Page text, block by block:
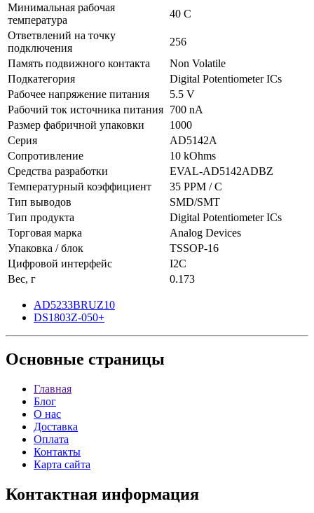
Минимальная рабочая
температура
40 C
Ответвлений на точку
подключения
256
Память подвижного контакта
Non Volatile
Подкатегория
Digital Potentiometer ICs
Рабочее напряжение питания
5.5 V
Рабочий ток источника питания 700 nA
Размер фабричной упаковки
1000
Серия
AD5142A
Сопротивление
10 kOhms
Средства разработки
EVAL-AD5142ADBZ
Температурный коэффициент
35 PPM / C
Тип выводов
SMD/SMT
Тип продукта
Digital Potentiometer ICs
Торговая марка
Analog Devices
Упаковка / блок
TSSOP-16
Цифровой интерфейс
I2C
Вес, г
0.173
AD5233BRUZ10
DS1803Z-050+
Основные страницы
Главная
Блог
О нас
Доставка
Оплата
Контакты
Карта сайта
Контактная информация